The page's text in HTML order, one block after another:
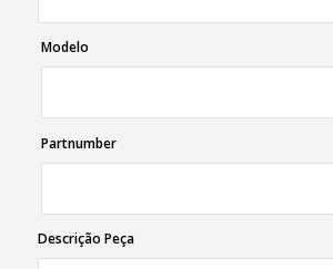
Modelo
Partnumber
Descrição Peça